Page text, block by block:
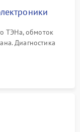
ТЭНа, обмоток
Диагностика
мутности,
управления.